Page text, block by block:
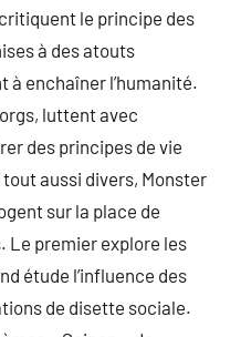
le principe des
à des atouts
à enchaîner l’humanité.
luttent avec
des principes de vie
aussi divers, Monster
sur la place de
Le premier explore les
étude l’influence des
de disette sociale.